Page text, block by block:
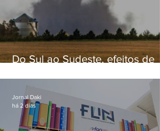
Do Sul ao Sudeste, efeitos de
apreensão na população
Jornal Daki
há 2 dias